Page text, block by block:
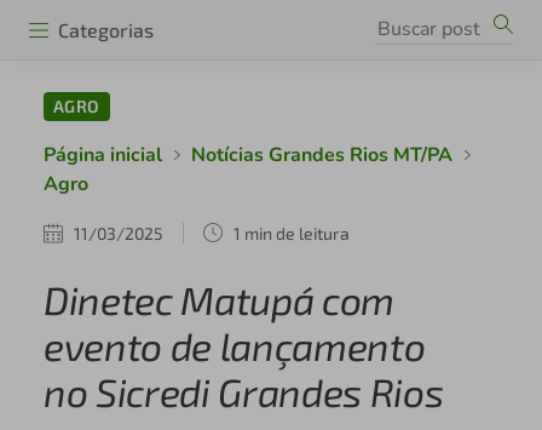
Categorias
AGRO
Página inicial
Notícias Grandes Rios MT/PA
Agro
11/03/2025 1 min de leitura
Dinetec Matupá com
evento de lançamento
no Sicredi Grandes Rios